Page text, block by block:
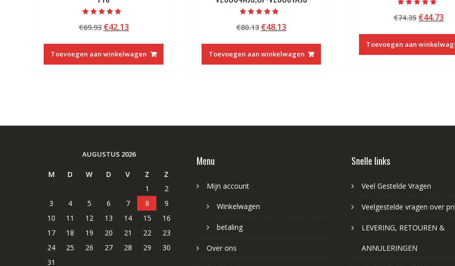
met
4.50
€69.93 Oorspronkelijke
was:
€69.93.
€42.13Huidige
€42.13.
Toevoegen aan winkelwagen
met
4.50
€80.13 Oorspronkelijke
was:
€80.13.
€48.13Huidige
€48.13.
Toevoegen aan winkelwagen
5.00
van 5
€74.35
was:
€74.35.
€44.73
Toevoegen aan
AUGUSTUS 2026
M D W D V Z
Z
1
2
3
4 5 6 7 8
9
10
11 12 13 14 15
16
17
18 19 20 21 22
23
24
25 26 27 28 29
30
31
Menu
Mijn account
Winkelwagen
betaling
Over ons
Snelle links
Veel Gestelde Vragen
Veelgestelde vragen over
LEVERING, RETOUREN &
ANNULERINGEN